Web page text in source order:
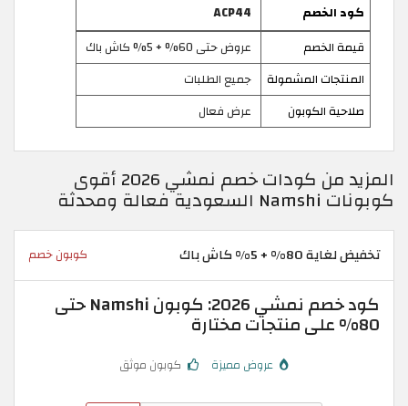
كود الخصم
ACP44
قيمة الخصم
عروض حتى 60% + 5% كاش باك
المنتجات المشمولة
جميع الطلبات
صلاحية الكوبون
عرض فعال
المزيد من كودات خصم نمشي 2026 أقوى
كوبونات Namshi السعودية فعالة ومحدثة
تخفيض لغاية 80% + 5% كاش باك كوبون خصم
كود خصم نمشي 2026: كوبون Namshi حتى
80% على منتجات مختارة
عروض مميزة كوبون موثق